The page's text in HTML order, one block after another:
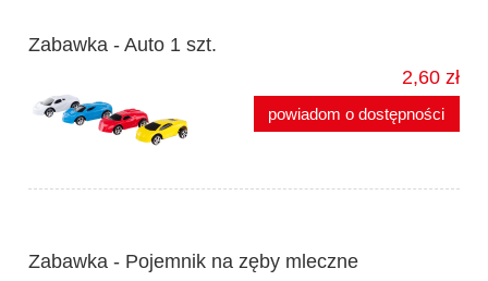
Zabawka - Auto 1 szt.
2,60 zł
powiadom o dostępności
Zabawka - Pojemnik na zęby mleczne